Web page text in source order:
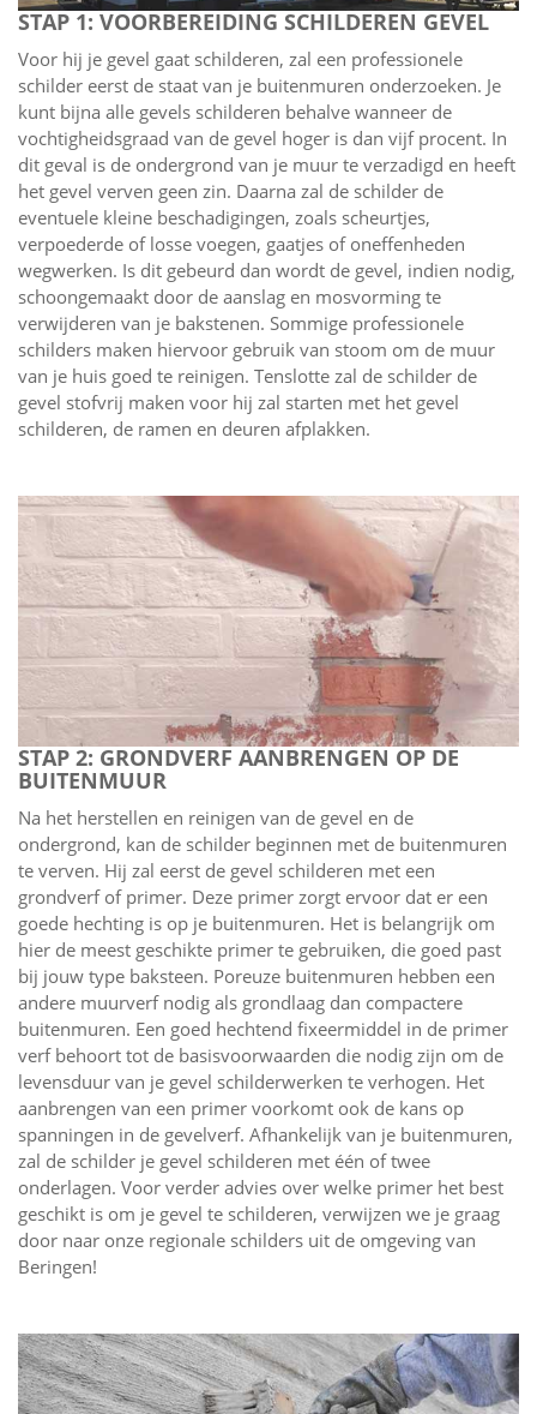
STAP 1: VOORBEREIDING SCHILDEREN GEVEL
Voor hij je gevel gaat schilderen, zal een professionele
schilder eerst de staat van je buitenmuren onderzoeken. Je
kunt bijna alle gevels schilderen behalve wanneer de
vochtigheidsgraad van de gevel hoger is dan vijf procent. In
dit geval is de ondergrond van je muur te verzadigd en heeft
het gevel verven geen zin. Daarna zal de schilder de
eventuele kleine beschadigingen, zoals scheurtjes,
verpoederde of losse voegen, gaatjes of oneffenheden
wegwerken. Is dit gebeurd dan wordt de gevel, indien nodig,
schoongemaakt door de aanslag en mosvorming te
verwijderen van je bakstenen. Sommige professionele
schilders maken hiervoor gebruik van stoom om de muur
van je huis goed te reinigen. Tenslotte zal de schilder de
gevel stofvrij maken voor hij zal starten met het gevel
schilderen, de ramen en deuren afplakken.
STAP 2: GRONDVERF AANBRENGEN OP DE
BUITENMUUR
Na het herstellen en reinigen van de gevel en de
ondergrond, kan de schilder beginnen met de buitenmuren
te verven. Hij zal eerst de gevel schilderen met een
grondverf of primer. Deze primer zorgt ervoor dat er een
goede hechting is op je buitenmuren. Het is belangrijk om
hier de meest geschikte primer te gebruiken, die goed past
bij jouw type baksteen. Poreuze buitenmuren hebben een
andere muurverf nodig als grondlaag dan compactere
buitenmuren. Een goed hechtend fixeermiddel in de primer
verf behoort tot de basisvoorwaarden die nodig zijn om de
levensduur van je gevel schilderwerken te verhogen. Het
aanbrengen van een primer voorkomt ook de kans op
spanningen in de gevelverf. Afhankelijk van je buitenmuren,
zal de schilder je gevel schilderen met één of twee
onderlagen. Voor verder advies over welke primer het best
geschikt is om je gevel te schilderen, verwijzen we je graag
door naar onze regionale schilders uit de omgeving van
Beringen!